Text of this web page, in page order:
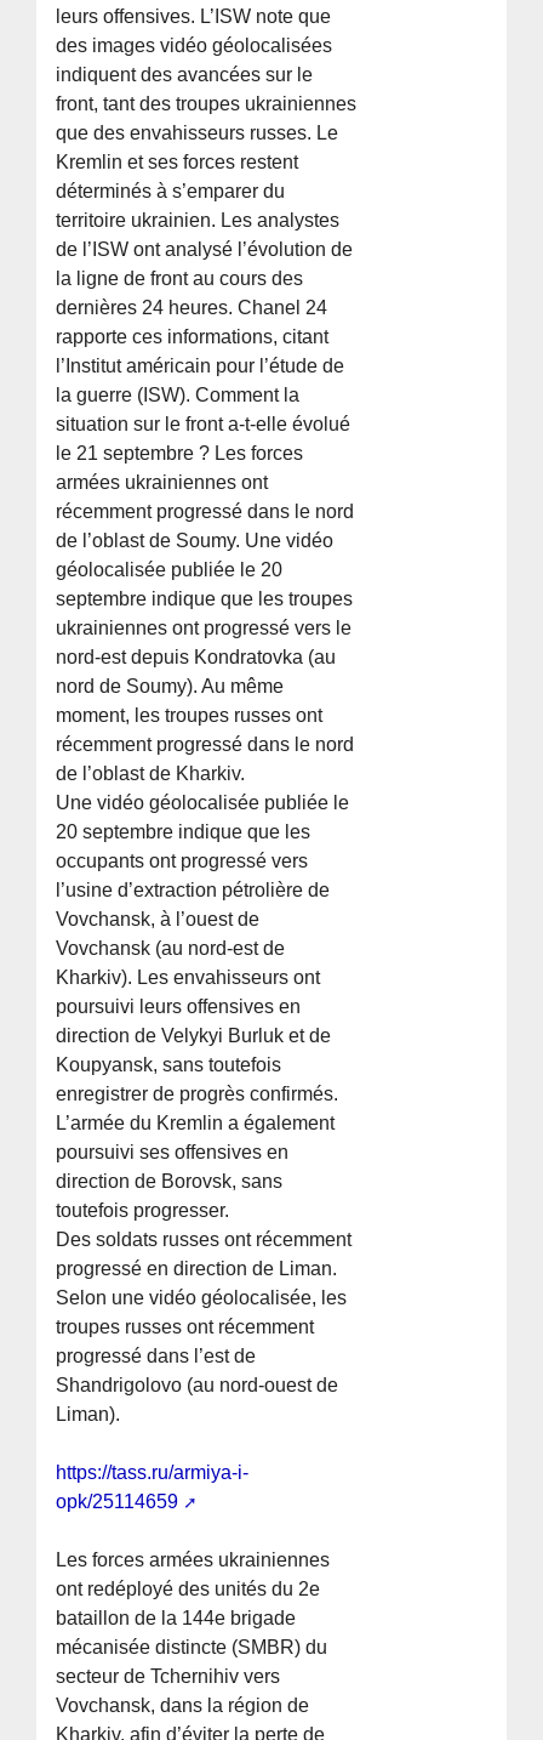
leurs offensives. L’ISW note que
des images vidéo géolocalisées
indiquent des avancées sur le
front, tant des troupes ukrainiennes
que des envahisseurs russes. Le
Kremlin et ses forces restent
déterminés à s’emparer du
territoire ukrainien. Les analystes
de l’ISW ont analysé l’évolution de
la ligne de front au cours des
dernières 24 heures. Chanel 24
rapporte ces informations, citant
l’Institut américain pour l’étude de
la guerre (ISW). Comment la
situation sur le front a-t-elle évolué
le 21 septembre ? Les forces
armées ukrainiennes ont
récemment progressé dans le nord
de l’oblast de Soumy. Une vidéo
géolocalisée publiée le 20
septembre indique que les troupes
ukrainiennes ont progressé vers le
nord-est depuis Kondratovka (au
nord de Soumy). Au même
moment, les troupes russes ont
récemment progressé dans le nord
de l’oblast de Kharkiv.
Une vidéo géolocalisée publiée le
20 septembre indique que les
occupants ont progressé vers
l’usine d’extraction pétrolière de
Vovchansk, à l’ouest de
Vovchansk (au nord-est de
Kharkiv). Les envahisseurs ont
poursuivi leurs offensives en
direction de Velykyi Burluk et de
Koupyansk, sans toutefois
enregistrer de progrès confirmés.
L’armée du Kremlin a également
poursuivi ses offensives en
direction de Borovsk, sans
toutefois progresser.
Des soldats russes ont récemment
progressé en direction de Liman.
Selon une vidéo géolocalisée, les
troupes russes ont récemment
progressé dans l’est de
Shandrigolovo (au nord-ouest de
Liman).
https://tass.ru/armiya-i-
opk/25114659
Les forces armées ukrainiennes
ont redéployé des unités du 2e
bataillon de la 144e brigade
mécanisée distincte (SMBR) du
secteur de Tchernihiv vers
Vovchansk, dans la région de
Kharkiv, afin d’éviter la perte de